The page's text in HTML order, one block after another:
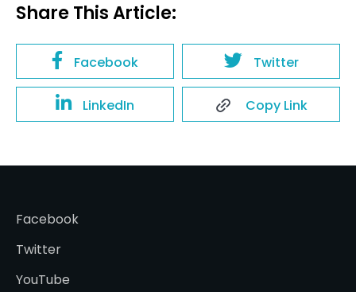
Share This Article:
Facebook Twitter
LinkedIn Copy Link
Facebook
Twitter
YouTube